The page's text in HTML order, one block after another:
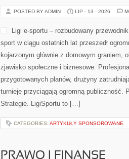
POSTED BY ADMIN LIP - 13 - 2026
Ligi e-sportu – rozbudowany
sport w ciągu ostatnich lat przeszedł
kojarzonym głównie z domowym
zjawisko społeczne i biznesowe.
przygotowanych planów, drużyny
turnieje przyciągają ogromną publiczność.
Strategie. LigiSportu to […]
CATEGORIES: ARTYKUŁY SPONSOROWANE
PRAWO I FINANSE